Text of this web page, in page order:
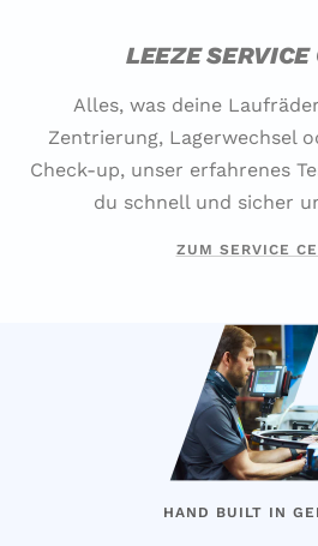
LEEZE SERVICE
Alles, was deine
Zentrierung, Lagerwechsel
Check-up, unser erfahrenes
du schnell und sicher
ZUM SERVICE
HAND BUILT IN